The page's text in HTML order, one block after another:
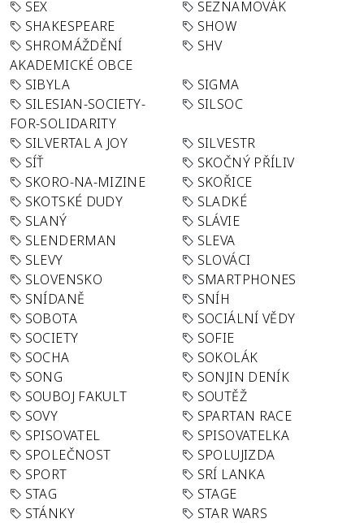
SEX
SEZNAMOVÁK
SHAKESPEARE
SHOW
SHROMÁŽDĚNÍ
AKADEMICKÉ OBCE
SHV
SIBYLA
SIGMA
SILESIAN-SOCIETY-
FOR-SOLIDARITY
SILSOC
SILVERTAL A JOY
SILVESTR
SÍŤ
SKOČNÝ PŘÍLIV
SKORO-NA-MIZINE
SKOŘICE
SKOTSKÉ DUDY
SLADKÉ
SLANÝ
SLÁVIE
SLENDERMAN
SLEVA
SLEVY
SLOVÁCI
SLOVENSKO
SMARTPHONES
SNÍDANĚ
SNÍH
SOBOTA
SOCIÁLNÍ VĚDY
SOCIETY
SOFIE
SOCHA
SOKOLÁK
SONG
SONJIN DENÍK
SOUBOJ FAKULT
SOUTĚŽ
SOVY
SPARTAN RACE
SPISOVATEL
SPISOVATELKA
SPOLEČNOST
SPOLUJIZDA
SPORT
SRÍ LANKA
STAG
STAGE
STÁNKY
STAR WARS